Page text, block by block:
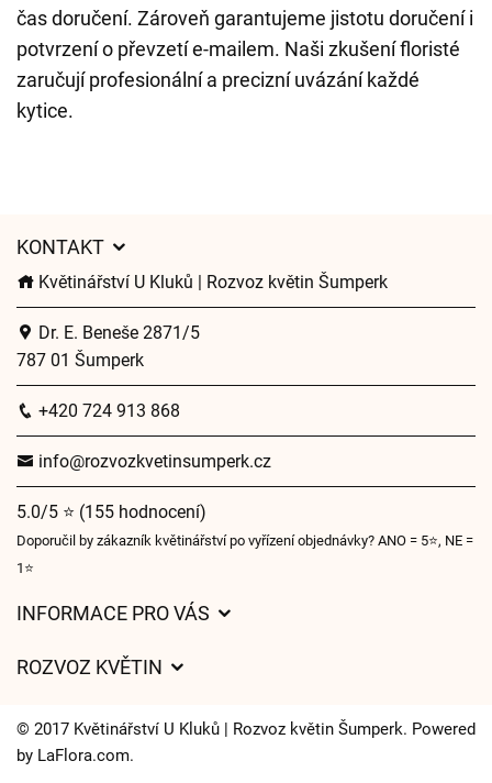
čas doručení. Zároveň garantujeme jistotu doručení i
potvrzení o převzetí e-mailem. Naši zkušení floristé
zaručují profesionální a precizní uvázání každé
kytice.
KONTAKT
Květinářství U Kluků | Rozvoz květin Šumperk
Dr. E. Beneše 2871/5
787 01 Šumperk
+420 724 913 868
info@rozvozkvetinsumperk.cz
5.0/5 ⭐ (155 hodnocení)
Doporučil by zákazník květinářství po vyřízení objednávky? ANO = 5⭐, NE =
1⭐
INFORMACE PRO VÁS
Často kladené dotazy
Časy doručení květin – přehled možností
ROZVOZ KVĚTIN
Kam doručujeme květiny
© 2017 Květinářství U Kluků | Rozvoz květin Šumperk. Powered
by LaFlora.com.